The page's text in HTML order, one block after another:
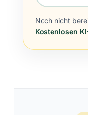
Noch nicht
Kostenlosen